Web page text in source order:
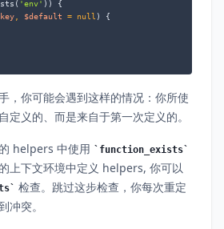
'env' )) {
, $default = null )
{
，你可能会遇到这样的情况：你所使
定义的、而是来自于第一次定义的。
helpers 中使用 function_exists
上下文环境中定义 helpers, 你可以
检查。跳过这步检查，你每次重定
冲突。